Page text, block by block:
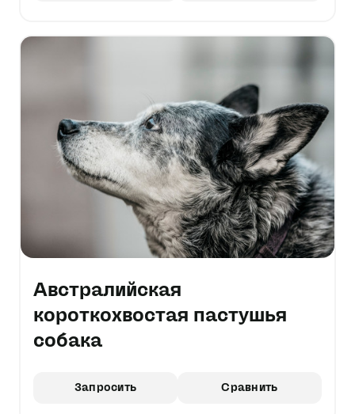
Австралийская
короткохвостая пастушья
собака
Запросить Сравнить